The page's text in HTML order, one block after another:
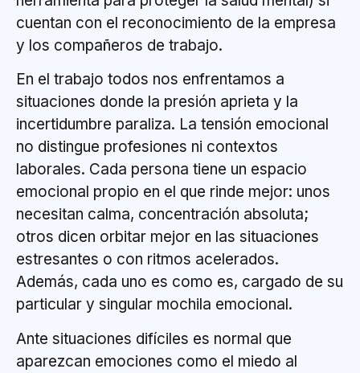
cuentan con el reconocimiento de la empresa
y los compañeros de trabajo.
En el trabajo todos nos enfrentamos a
situaciones donde la presión aprieta y la
incertidumbre paraliza. La tensión emocional
no distingue profesiones ni contextos
laborales. Cada persona tiene un espacio
emocional propio en el que rinde mejor: unos
necesitan calma, concentración absoluta;
otros dicen orbitar mejor en las situaciones
estresantes o con ritmos acelerados.
Además, cada uno es como es, cargado de su
particular y singular mochila emocional.
Ante situaciones difíciles es normal que
aparezcan emociones como el miedo al